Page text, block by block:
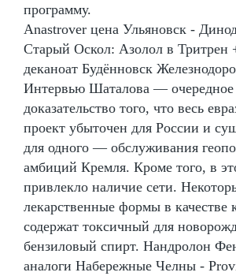
программу.
Anastrover цена Ульяновск -
Старый Оскол: Азолол в Тритрен
деканоат Будённовск
Интервью Шаталова — очередное
доказательство того, что весь
проект убыточен для России и
для одного — обслуживания
амбиций Кремля. Кроме того, в
привлекло наличие сети.
лекарственные формы в качестве
содержат токсичный для
бензиловый спирт. Нандролон
аналоги Набережные Челны -